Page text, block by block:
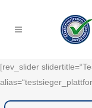
[rev_slider